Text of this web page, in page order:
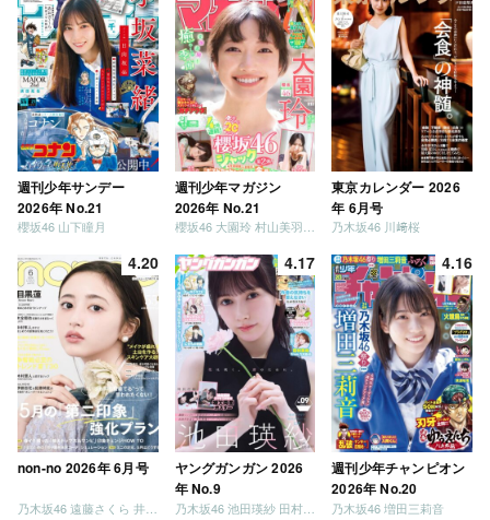
週刊少年サンデー
2026年 No.21
櫻坂46 山下瞳月
週刊少年マガジン
2026年 No.21
東京カレンダー 2026
年 6月号
乃木坂46 川﨑桜
4.20
non-no 2026年 6月号
4.17
ヤングガンガン 2026
年 No.9
乃木坂46 池田瑛紗 田村真佑
4.16
週刊少年チャンピオン
2026年 No.20
乃木坂46 増田三莉音